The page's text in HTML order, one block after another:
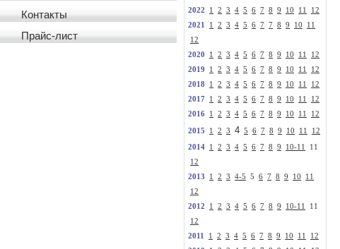
Контакты
Прайс-лист
2022
1 2 3 4 5 6 7 8 9 10 11
12
2021
1 2 3 4 5 6 7 7 8 9 10
11
12
2020
1 2 3 4 5 6 7 8 9 10 11
12
2019
1 2 3 4 5 6 7 8 9 10 11
12
2018
1 2 3 4 5 6 7 8 9 10 11
12
2017
1 2 3 4 5 6 7 8 9 10 11
12
2016
1 2 3 4 5 6 7 8 9 10 11 12
2015 1 2 3 4 5 6 7 8 9 10 11 12
2014 1 2 3 4 5 6 7 8 9 10-11
11
12
2013
1 2 3 4-5 5 6 7 8 9 10
11
12
2012
1 2 3 4 5 6 7 8 9 10-11
11
12
2011
1 2 3 4 5 6 7 8 9 10 11
12